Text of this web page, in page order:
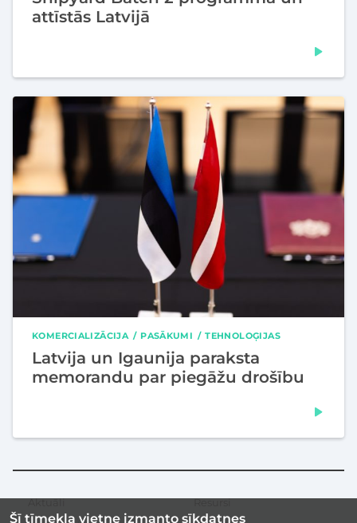
attīstās Latvijā
KOMERCIALIZĀCIJA PASĀKUMI TEHNOLOĢIJAS
Latvija un Igaunija paraksta
memorandu par piegāžu drošību
Šī tīmekļa vietne izmanto sīkdatnes
Sekundārā
Aktuāli
Resursi